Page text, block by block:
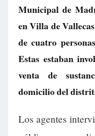
Municipal de
en Villa de
de cuatro
Estas estaban
venta de
domicilio del
Los agentes